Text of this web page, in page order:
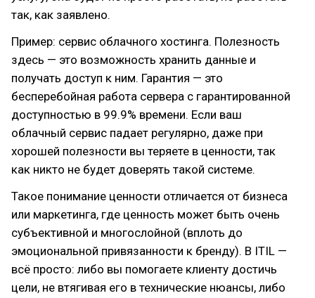
так, как заявлено.
Пример: сервис облачного хостинга. Полезность
здесь — это возможность хранить данные и
получать доступ к ним. Гарантия — это
бесперебойная работа сервера с гарантированной
доступностью в 99.9% времени. Если ваш
облачный сервис падает регулярно, даже при
хорошей полезности вы теряете в ценности, так
как никто не будет доверять такой системе.
Такое понимание ценности отличается от бизнеса
или маркетинга, где ценность может быть очень
субъективной и многослойной (вплоть до
эмоциональной привязанности к бренду). В ITIL —
всё просто: либо вы помогаете клиенту достичь
цели, не втягивая его в технические нюансы, либо